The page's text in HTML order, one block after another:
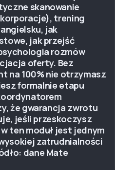
skanowanie
trening
jak
jak przejść
rozmów
oferty. Bez
na 100% nie otrzymasz
formalnie etapu
że gwarancja zwrotu
jeśli przeskoczysz
ten moduł jest jednym
zatrudnialności
dane Mate